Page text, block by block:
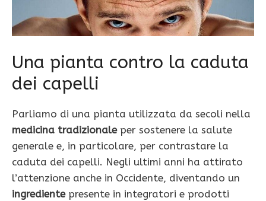
Una pianta contro la caduta
dei capelli
Parliamo di una pianta utilizzata da secoli nella
medicina tradizionaleper sostenere la salute
generale e, in particolare, per contrastare la
caduta dei capelli. Negli ultimi anni ha attirato
l’attenzione anche in Occidente, diventando un
ingredientepresente in integratori e prodotti